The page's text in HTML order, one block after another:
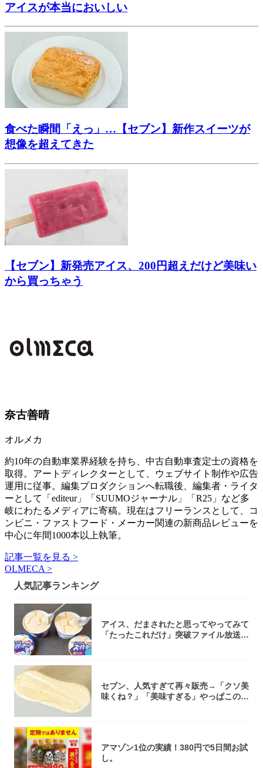
アイスが本当においしい
食べた瞬間「えっ」…【セブン】新作スイーツが
想像を超えてきた
【セブン】新発売アイス、200円超えだけど美味い
から買っちゃう
奈古善晴
オルメカ
約10年の自動車業界経験を持ち、中古自動車査定士の資格を
取得。アートディレクターとして、ウェブサイト制作や広告
運用に従事。編集プロダクションへ転職後、編集者・ライタ
ーとして「editeur」「SUUMOジャーナル」「R25」など多
岐にわたるメディアに寄稿。現在はフリーランスとして、コ
ンビニ・ファストフード・メーカー関連の新商品レビューを
中心に年間1000本以上執筆。
記事一覧を見る >
OLMECA >
人気記事ランキング
アイス、だまされたと思ってやってみて
「たったこれだけ」突破ファイル放送で
セブン、人気すぎて再々販売→「クソ美
味くね？」「美味すぎる」やっぱこのク
アマゾン1位の実績！380円で5日間お試
し。